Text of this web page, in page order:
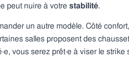
peut nuire à votre stabilité.
un autre modèle. Côté
salles proposent des
vous serez prêt·e à viser le strike